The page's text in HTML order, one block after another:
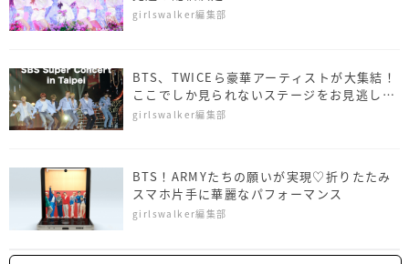
girlswalker編集部
BTS、TWICEら豪華アーティストが大集結！
ここでしか見られないステージをお見逃しな
く
girlswalker編集部
BTS！ARMYたちの願いが実現♡折りたたみ
スマホ片手に華麗なパフォーマンス
girlswalker編集部